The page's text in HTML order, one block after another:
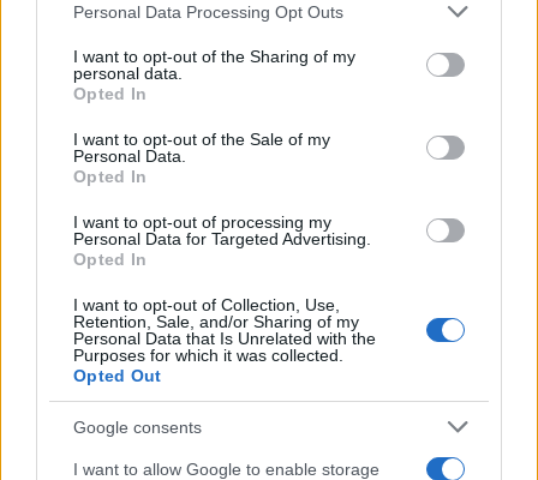
Please note that this website/app uses one or more Google
not limited to your visit or usage behaviour. You may click to
grant or deny consent to Google and its third-party tags to
use your data for below specified purposes in below Google
consent section.
Personal Data Processing Opt Outs
I want to opt-out of the Sharing of my
personal data.
Opted In
I want to opt-out of the Sale of my
Personal Data.
Opted In
I want to opt-out of processing my
Personal Data for Targeted Advertising.
Opted In
I want to opt-out of Collection, Use,
Retention, Sale, and/or Sharing of my
Personal Data that Is Unrelated with the
Purposes for which it was collected.
Opted Out
Google consents
I want to allow Google to enable storage
AUTORE
AiAdhubMedia